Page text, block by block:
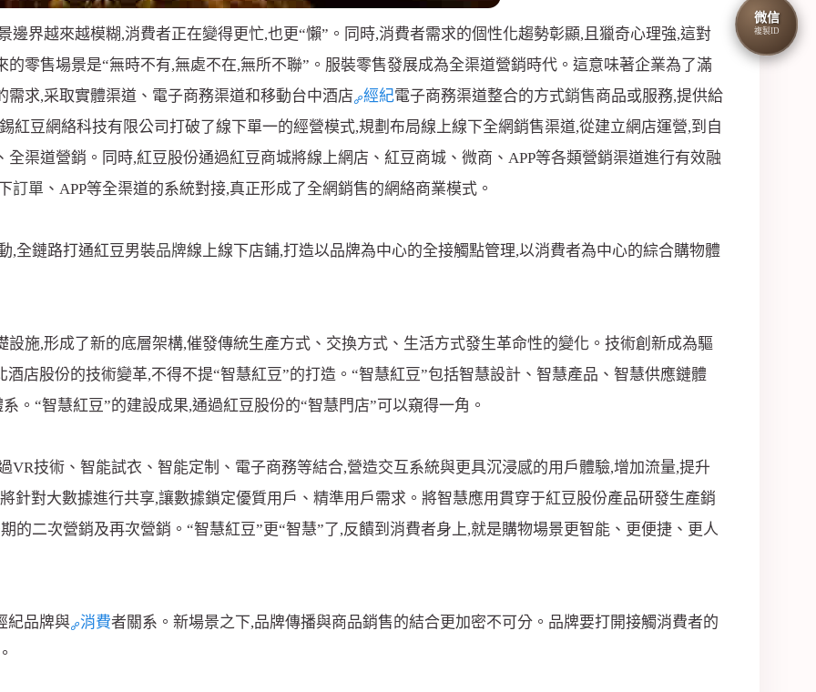
邊界越來越模糊,消費者正在變得更忙,也更“懶”。同時,消費者需求的個性化趨勢彰顯,且獵奇心理強,這對
零售場景是“無時不有,無處不在,無所不聯”。服裝零售發展成為全渠道營銷時代。這意味著企業為了滿
求,采取實體渠道、電子商務渠道和移動台中酒店
經紀電子商務渠道整合的方式銷售商品或服務,提供給
紅豆網絡科技有限公司打破了線下單一的經營模式,規劃布局線上線下全網銷售渠道,從建立網店運營,到自
渠道營銷。同時,紅豆股份通過紅豆商城將線上網店、紅豆商城、微商、APP等各類營銷渠道進行有效融
訂單 、APP等全渠道的系統對接,真正形成了全網銷售的網絡商業模式。
,全鏈路打通紅豆男裝品牌線上線下店鋪,打造以品牌為中心的全接觸點管理,以消費者為中心的綜合購物體
施,形成了新的底層架構,催發傳統生產方式、交換方式、生活方式發生革命性的變化。技術創新成為驅
店股份的技術變革,不得不提“智慧紅豆”的打造。“智慧紅豆”包括智慧設計、智慧產品、智慧供應鏈體
。“智慧紅豆”的建設成果,通過紅豆股份的“智慧門店”可以窺得一角。
VR技術、智能試衣、智能定制、電子商務等結合,營造交互系統與更具沉浸感的用戶體驗,增加流量,提升
針對大數據進行共享,讓數據鎖定優質用戶、精準用戶需求。將智慧應用貫穿于紅豆股份產品研發生產銷
的二次營銷及再次營銷。“智慧紅豆”更“智慧”了,反饋到消費者身上,就是購物場景更智能、更便捷、更人
紀品牌與 消費者關系。新場景之下,品牌傳播與商品銷售的結合更加密不可分。品牌要打開接觸消費者的
微信
複製ID